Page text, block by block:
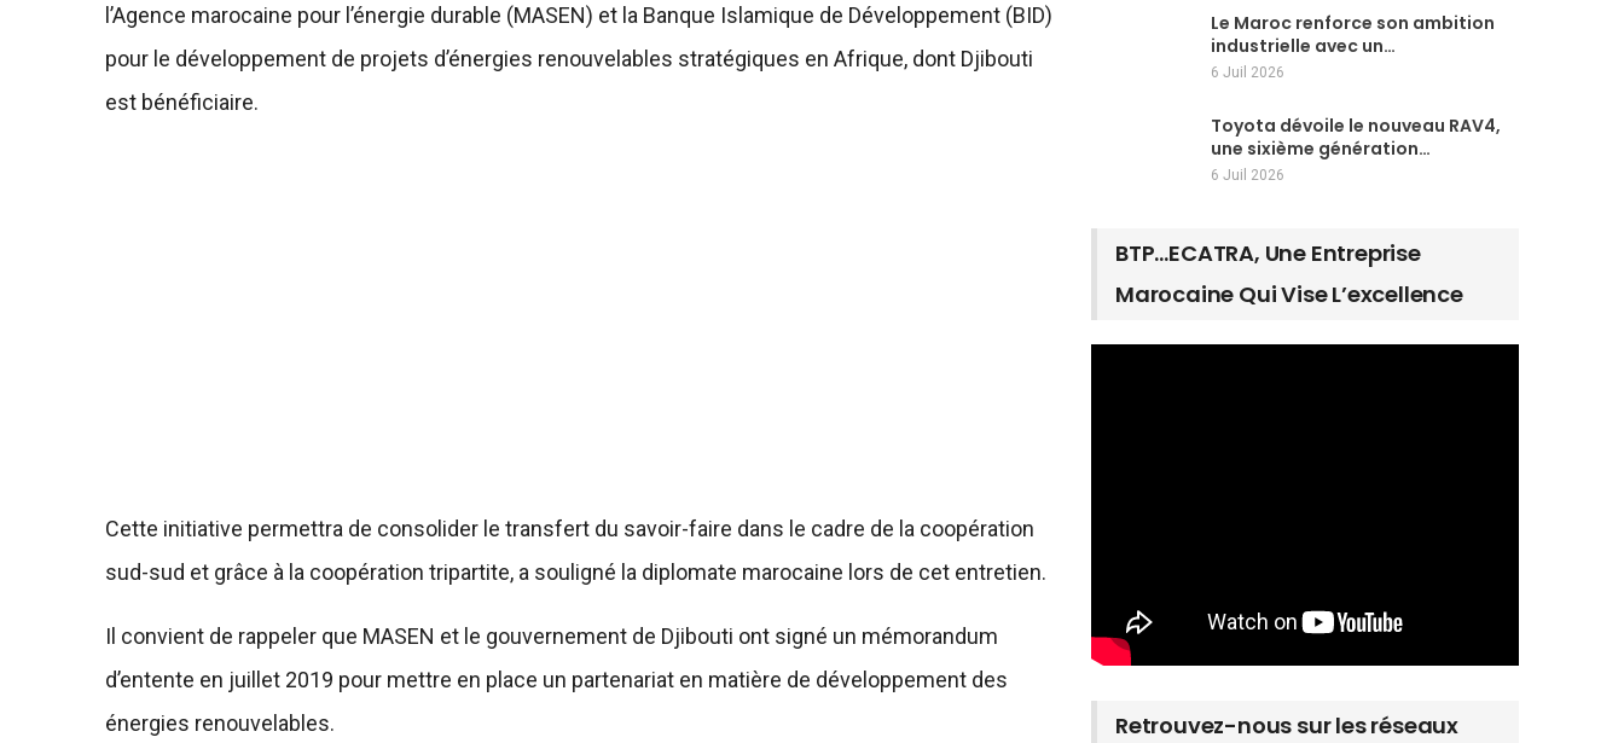
l’Agence marocaine pour l’énergie durable (MASEN) et la Banque Islamique de Développement (BID)
pour le développement de projets d’énergies renouvelables stratégiques en Afrique, dont Djibouti
est bénéficiaire.
Cette initiative permettra de consolider le transfert du savoir-faire dans le cadre de la coopération
sud-sud et grâce à la coopération tripartite, a souligné la diplomate marocaine lors de cet entretien.
Il convient de rappeler que MASEN et le gouvernement de Djibouti ont signé un mémorandum
d’entente en juillet 2019 pour mettre en place un partenariat en matière de développement des
énergies renouvelables.
Le Maroc renforce son ambition
industrielle avec un…
6 Juil 2026
Toyota dévoile le nouveau RAV4,
une sixième génération…
6 Juil 2026
BTP…ECATRA, Une Entreprise
Marocaine Qui Vise L’excellence
Retrouvez-nous sur les réseaux